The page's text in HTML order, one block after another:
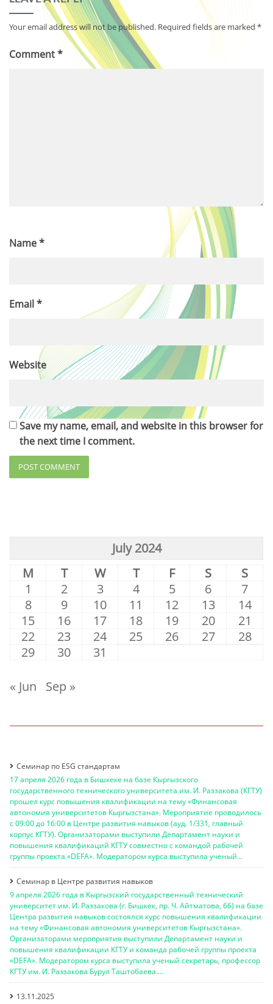
Your email address will not be published. Required fields are marked *
Comment*
Name*
Email *
Website
Save my name, email, and website in this browser for
the next time I comment.
July 2024
M
T W T F S
S
1
2 3 4 5 6
7
8
9 10 11 12 13
14
15
16 17 18 19 20
21
22
23 24 25 26 27
28
29
30 31
« Jun Sep »
Семинар по ESG стандартам
17 апреля 2026 года в Бишкеке на базе Кыргызского
государственного технического университета им. И. Раззакова (КГТУ)
прошел курс повышения квалификации на тему «Финансовая
автономия университетов Кыргызстана». Мероприятие проводилось
с 09:00 до 16:00 в Центре развития навыков (ауд. 1/331, главный
корпус КГТУ). Организаторами выступили Департамент науки и
повышения квалификаций КГТУ совместно с командой рабочей
группы проекта «DEFA». Модератором курса выступила ученый...
Семинар в Центре развития навыков
9 апреля 2026 года в Кыргызский государственный технический
университет им. И. Раззакова (г. Бишкек, пр. Ч. Айтматова, 66) на базе
Центра развития навыков состоялся курс повышения квалификации
на тему «Финансовая автономия университетов Кыргызстана».
Организаторами мероприятия выступили Департамент науки и
повышения квалификации КГТУ и команда рабочей группы проекта
«DEFA». Модератором курса выступила ученый секретарь, профессор
КГТУ им. И. Раззакова Бурул Таштобаева....
13.11.2025